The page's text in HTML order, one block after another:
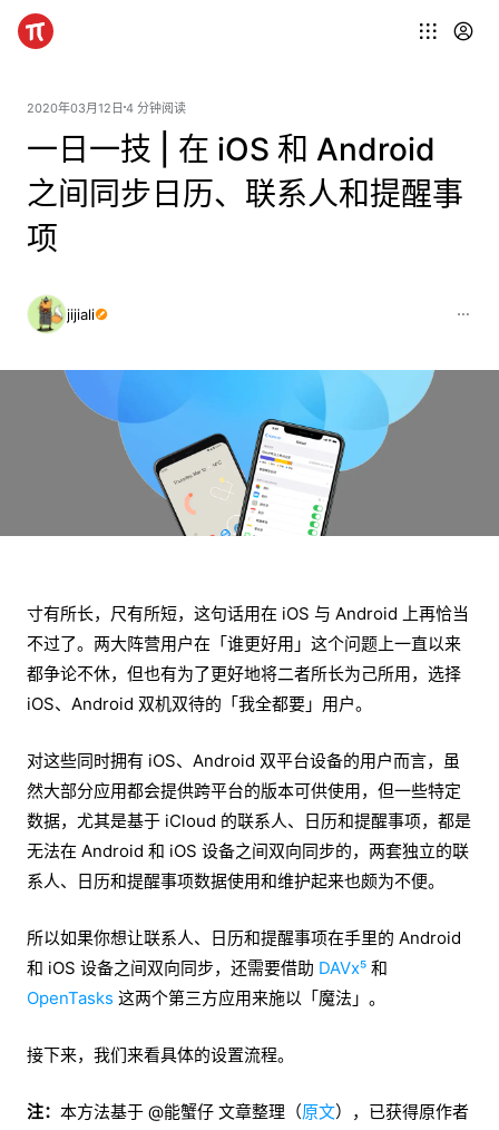
2020年03月12日 4 分钟阅读
一日一技 | 在 iOS 和 Android
之间同步日历、联系人和提醒事
项
jijiali
寸有所长，尺有所短，这句话用在 iOS 与 Android 上再恰当
不过了。两大阵营用户在「谁更好用」这个问题上一直以来
都争论不休，但也有为了更好地将二者所长为己所用，选择
iOS、Android 双机双待的「我全都要」用户。
对这些同时拥有 iOS、Android 双平台设备的用户而言，虽
然大部分应用都会提供跨平台的版本可供使用，但一些特定
数据，尤其是基于 iCloud 的联系人、日历和提醒事项，都是
无法在 Android 和 iOS 设备之间双向同步的，两套独立的联
系人、日历和提醒事项数据使用和维护起来也颇为不便。
所以如果你想让联系人、日历和提醒事项在手里的 Android
和 iOS 设备之间双向同步，还需要借助 DAVx⁵ 和
OpenTasks 这两个第三方应用来施以「魔法」。
接下来，我们来看具体的设置流程。
注： 本方法基于 @能蟹仔 文章整理（原文），已获得原作者